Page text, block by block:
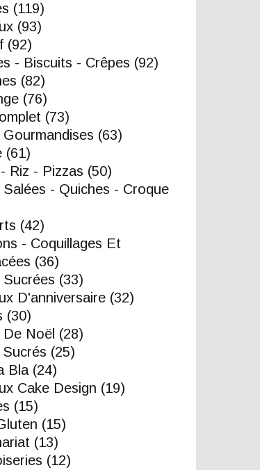
(119)
(93)
(92)
- Biscuits - Crêpes (92)
(82)
(76)
(73)
Gourmandises (63)
(61)
Riz - Pizzas (50)
Salées - Quiches - Croque
(42)
- Coquillages Et
(36)
Sucrées (33)
D'anniversaire (32)
(30)
Noël (28)
(25)
Bla(24)
Cake Design (19)
(15)
(15)
(13)
(12)